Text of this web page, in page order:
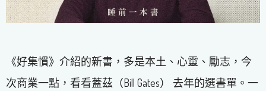
《好集慣》介紹的新書，多是本土、心靈、勵志，今
次商業一點，看看蓋茲（Bill Gates） 去年的選書單。一